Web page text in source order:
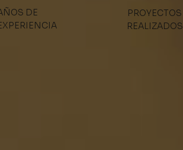
DE
PROYECTOS
REALIZADOS